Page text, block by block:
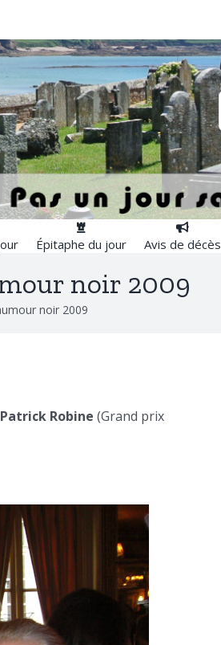
Épitaphe du jour Avis de décès
noir 2009
noir 2009
Patrick Robine (Grand prix